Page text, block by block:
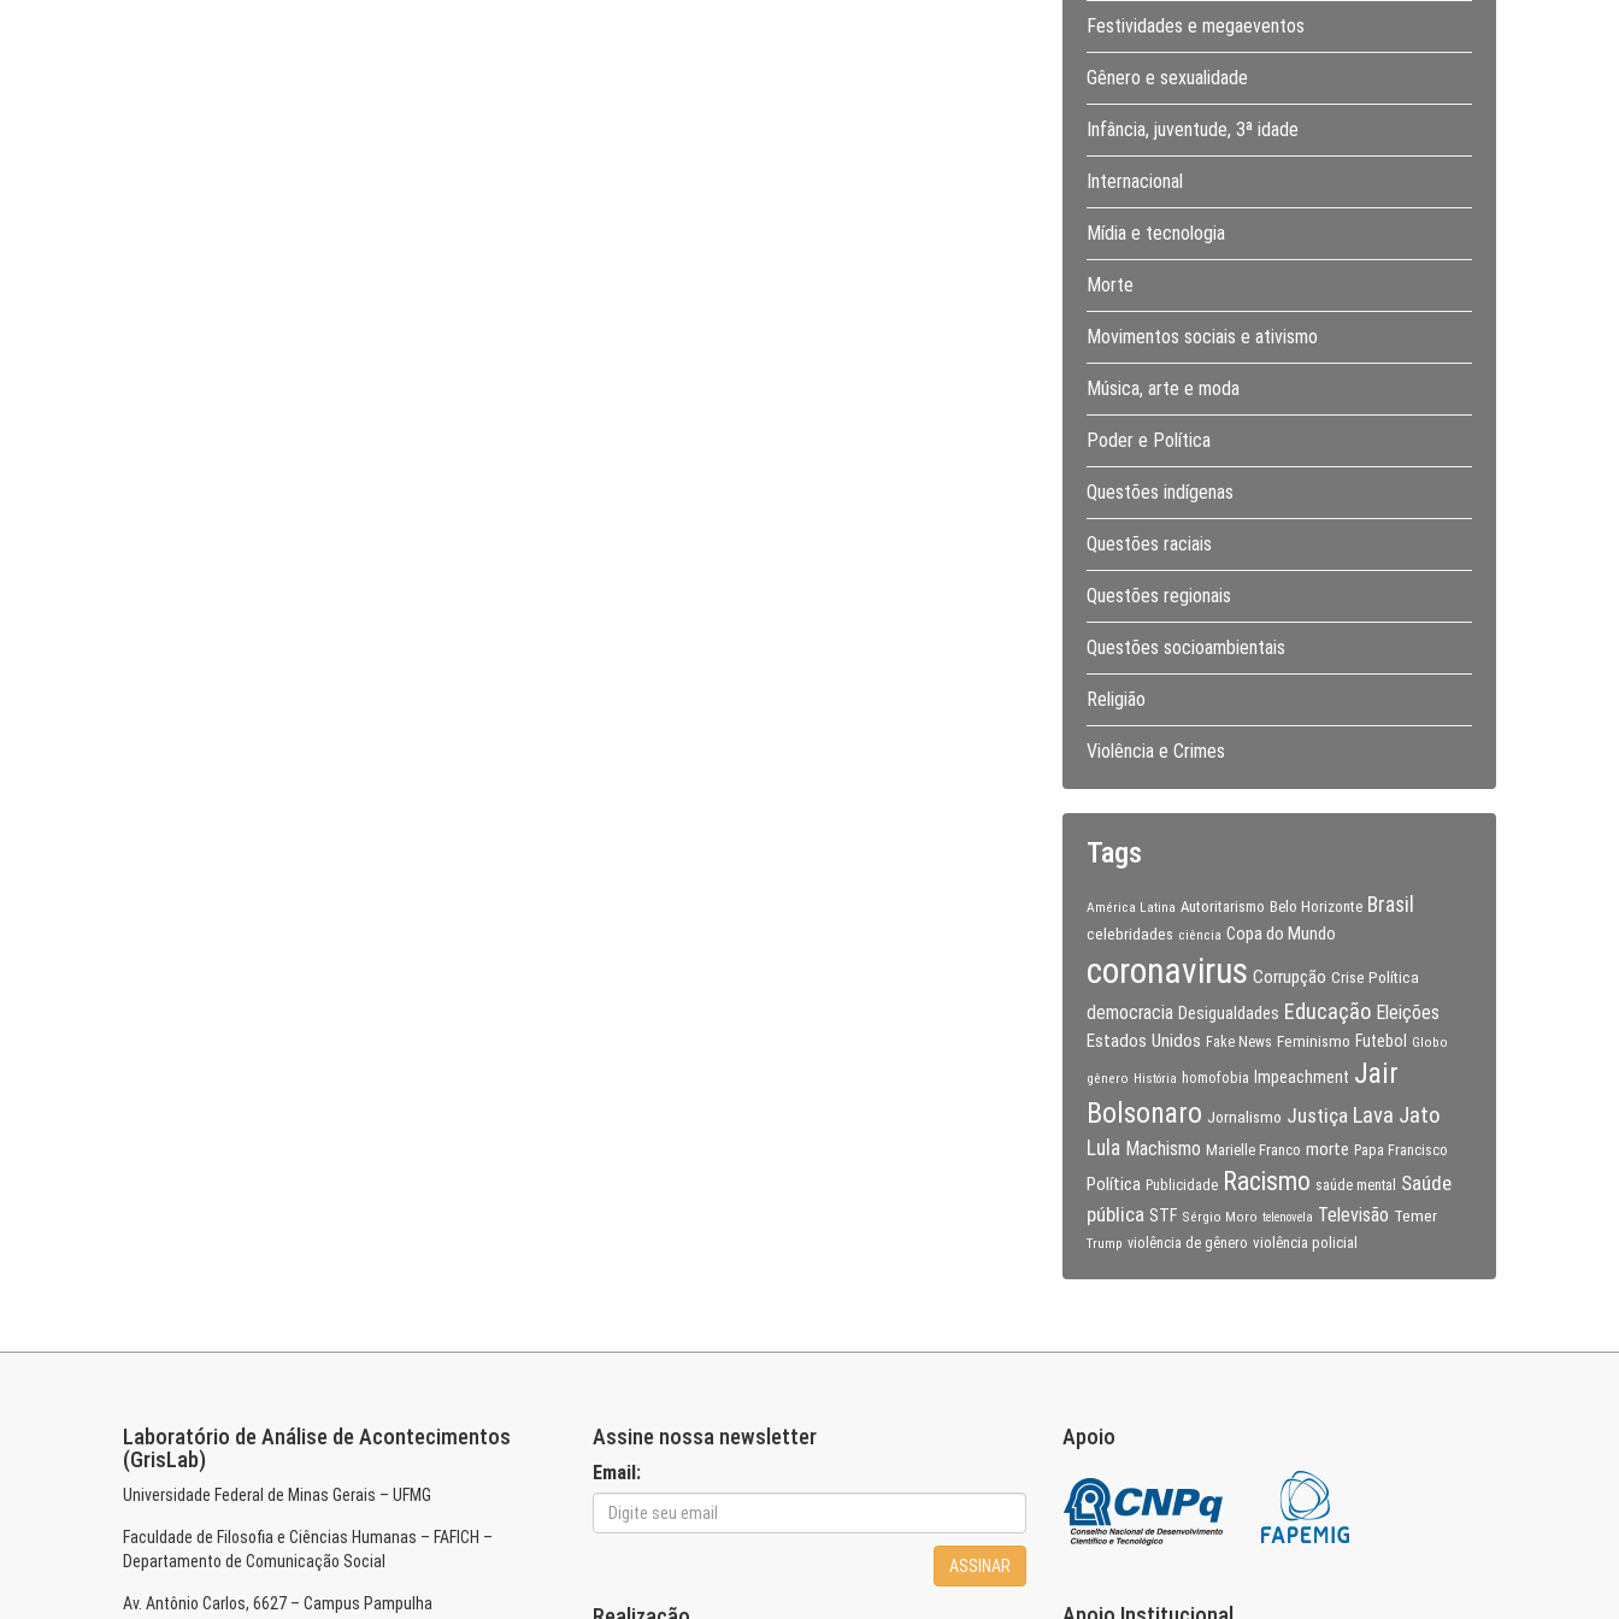
Festividades e megaeventos
Gênero e sexualidade
Infância, juventude, 3ª idade
Internacional
Mídia e tecnologia
Morte
Movimentos sociais e ativismo
Música, arte e moda
Poder e Política
Questões indígenas
Questões raciais
Questões regionais
Questões socioambientais
Religião
Violência e Crimes
Tags
América Latina Autoritarismo Belo Horizonte Brasil
celebridades ciência Copa do Mundo
coronavirus Corrupção Crise Política
democracia Desigualdades Educação Eleições
Estados Unidos Fake News Feminismo Futebol Globo
gênero História homofobia Impeachment Jair
Bolsonaro Jornalismo Justiça Lava Jato
Lula Machismo Marielle Franco morte Papa Francisco
Política Publicidade Racismo saúde mental
Saúde
pública STF Sérgio Moro telenovela Televisão Temer
Trump violência de gênero violência policial
Laboratório de Análise de Acontecimentos
(GrisLab)
Universidade Federal de Minas Gerais – UFMG
Faculdade de Filosofia e Ciências Humanas – FAFICH –
Departamento de Comunicação Social
Av. Antônio Carlos, 6627 – Campus Pampulha
Assine nossa newsletter
Email:
ASSINAR
Apoio